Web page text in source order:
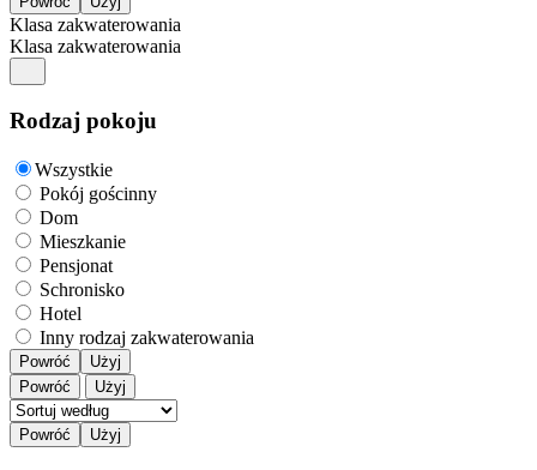
Klasa zakwaterowania
Klasa zakwaterowania
Rodzaj pokoju
Wszystkie
Pokój gościnny
Dom
Mieszkanie
Pensjonat
Schronisko
Hotel
Inny rodzaj zakwaterowania
Powróć
Użyj
Powróć
Użyj